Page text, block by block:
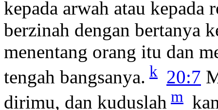
kepada arwah atau
berzinah dengan bertanya
menentang orang itu dan
tengah bangsanya. k 20:7
dirimu, dan kuduslah m